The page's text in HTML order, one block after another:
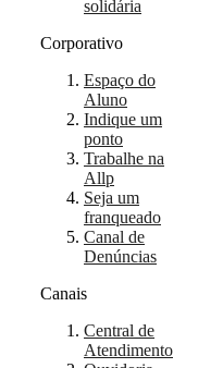
solidária
Corporativo
Espaço do
Aluno
Indique um
ponto
Trabalhe na
Allp
Seja um
franqueado
Canal de
Denúncias
Canais
Central de
Atendimento